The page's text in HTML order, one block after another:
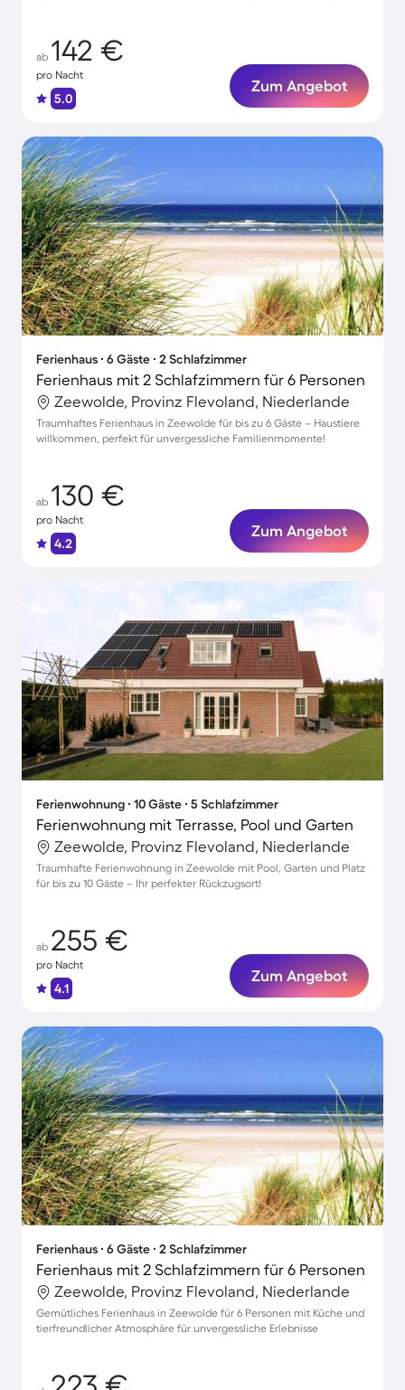
ab 142 €
pro Nacht
5.0
Zum Angebot
Ferienhaus ∙ 6 Gäste ∙ 2 Schlafzimmer
Ferienhaus mit 2 Schlafzimmern für 6 Personen
Zeewolde, Provinz Flevoland, Niederlande
Traumhaftes Ferienhaus in Zeewolde für bis zu 6 Gäste – Haustiere
willkommen, perfekt für unvergessliche Familienmomente!
ab 130 €
pro Nacht
4.2
Zum Angebot
Ferienwohnung ∙ 10 Gäste ∙ 5 Schlafzimmer
Ferienwohnung mit Terrasse, Pool und Garten
Zeewolde, Provinz Flevoland, Niederlande
Traumhafte Ferienwohnung in Zeewolde mit Pool, Garten und Platz
für bis zu 10 Gäste – Ihr perfekter Rückzugsort!
ab 255 €
pro Nacht
4.1
Zum Angebot
Ferienhaus ∙ 6 Gäste ∙ 2 Schlafzimmer
Ferienhaus mit 2 Schlafzimmern für 6 Personen
Zeewolde, Provinz Flevoland, Niederlande
Gemütliches Ferienhaus in Zeewolde für 6 Personen mit Küche und
tierfreundlicher Atmosphäre für unvergessliche Erlebnisse